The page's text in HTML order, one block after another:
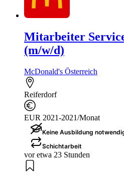
Mitarbeiter
(m/w/d)
McDonald's Österreich
Reiferdorf
EUR 2021-2021/Monat
Keine Ausbildung
Schichtarbeit
vor etwa 23 Stunden